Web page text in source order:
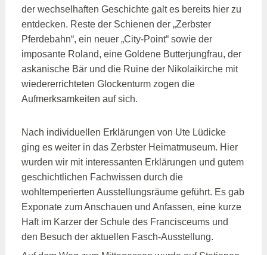
der wechselhaften Geschichte galt es bereits hier zu
entdecken. Reste der Schienen der „Zerbster
Pferdebahn“, ein neuer „City-Point“ sowie der
imposante Roland, eine Goldene Butterjungfrau, der
askanische Bär und die Ruine der Nikolaikirche mit
wiedererrichteten Glockenturm zogen die
Aufmerksamkeiten auf sich.
Nach individuellen Erklärungen von Ute Lüdicke
ging es weiter in das Zerbster Heimatmuseum. Hier
wurden wir mit interessanten Erklärungen und gutem
geschichtlichen Fachwissen durch die
wohltemperierten Ausstellungsräume geführt. Es gab
Exponate zum Anschauen und Anfassen, eine kurze
Haft im Karzer der Schule des Francisceums und
den Besuch der aktuellen Fasch-Ausstellung.